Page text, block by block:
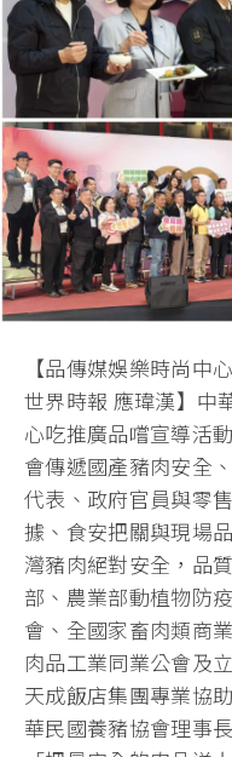
【品傳媒娛樂時尚中
世界時報 應瑋漢】中
心吃推廣品嚐宣導活
會傳遞國產豬肉安全
代表、政府官員與零
據、食安把關與現場
灣豬肉絕對安全，品
部、農業部動植物防
會、全國家畜肉類商
肉品工業同業公會及
天成飯店集團專業協
華民國養豬協會理事